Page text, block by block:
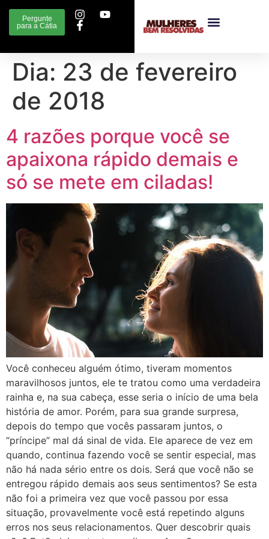
Pergunte
para a Cátia
Dia: 23 de fevereiro
de 2018
4 razões porque você se
apaixona rápido demais e
só se mete em ciladas!
Você conheceu alguém ótimo, tiveram momentos
maravilhosos juntos, ele te tratou como uma verdadeira
rainha e, na sua cabeça, esse seria o início de uma bela
história de amor. Porém, para sua grande surpresa,
depois do tempo que vocês passaram juntos, o
“príncipe” mal dá sinal de vida. Ele aparece de vez em
quando, continua fazendo você se sentir especial, mas
não há nada sério entre os dois. Será que você não se
entregou rápido demais aos seus sentimentos? Se esta
não foi a primeira vez que você passou por essa
situação, provavelmente você está repetindo alguns
erros nos seus relacionamentos. Quer descobrir quais